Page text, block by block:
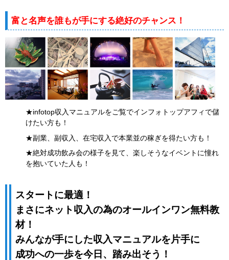
富と名声を誰もが手にする絶好のチャンス！
★infotop収入マニュアルをご覧でインフォトップアフィで儲
けたい方も！
★副業、副収入、在宅収入で本業並の稼ぎを得たい方も！
★絶対成功飲み会の様子を見て、楽しそうなイベントに憧れ
を抱いていた人も！
スタートに最適！
まさにネット収入の為のオールインワン無料教
材！
みんなが手にした収入マニュアルを片手に
成功への一歩を今日、踏み出そう！